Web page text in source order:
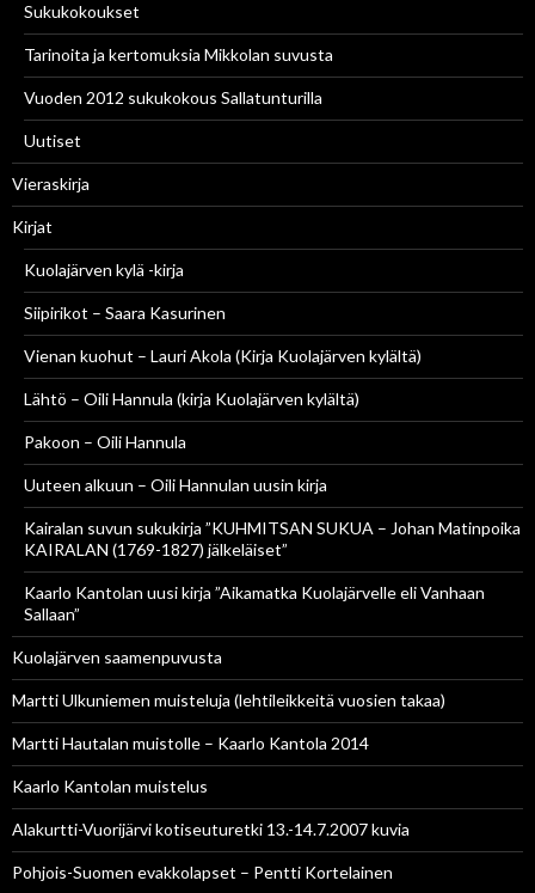
Sukukokoukset
Tarinoita ja kertomuksia Mikkolan suvusta
Vuoden 2012 sukukokous Sallatunturilla
Uutiset
Vieraskirja
Kirjat
Kuolajärven kylä -kirja
Siipirikot – Saara Kasurinen
Vienan kuohut – Lauri Akola (Kirja Kuolajärven kylältä)
Lähtö – Oili Hannula (kirja Kuolajärven kylältä)
Pakoon – Oili Hannula
Uuteen alkuun – Oili Hannulan uusin kirja
Kairalan suvun sukukirja ”KUHMITSAN SUKUA – Johan Matinpoika
KAIRALAN (1769-1827) jälkeläiset”
Kaarlo Kantolan uusi kirja ”Aikamatka Kuolajärvelle eli Vanhaan
Sallaan”
Kuolajärven saamenpuvusta
Martti Ulkuniemen muisteluja (lehtileikkeitä vuosien takaa)
Martti Hautalan muistolle – Kaarlo Kantola 2014
Kaarlo Kantolan muistelus
Alakurtti-Vuorijärvi kotiseuturetki 13.-14.7.2007 kuvia
Pohjois-Suomen evakkolapset – Pentti Kortelainen